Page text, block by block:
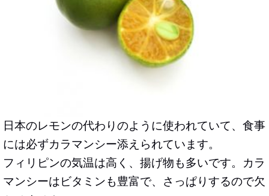
日本のレモンの代わりのように使われていて、食事
には必ずカラマンシー添えられています。
フィリピンの気温は高く、揚げ物も多いです。カラ
マンシーはビタミンも豊富で、さっぱりするので欠